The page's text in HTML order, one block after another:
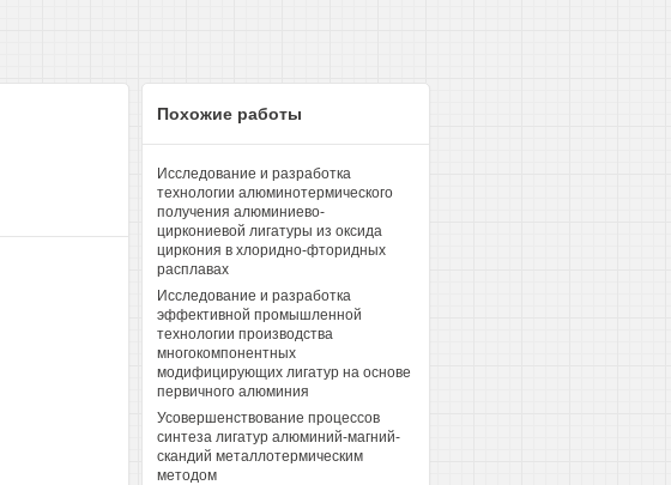
Похожие работы
Исследование и разработка
технологии алюминотермического
получения алюминиево-
циркониевой лигатуры из оксида
циркония в хлоридно-фторидных
расплавах
Исследование и разработка
эффективной промышленной
технологии производства
многокомпонентных
модифицирующих лигатур на основе
первичного алюминия
Усовершенствование процессов
синтеза лигатур алюминий-магний-
скандий металлотермическим
методом